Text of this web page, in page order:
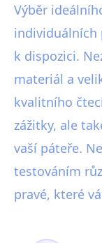
Výběr
individuálních
k dispozici.
materiál a
kvalitního
zážitky, ale
vaší páteře.
testováním
pravé, které